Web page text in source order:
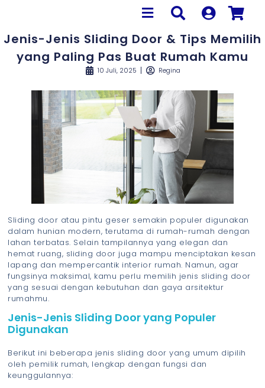
Jenis-Jenis Sliding Door & Tips Memilih
yang Paling Pas Buat Rumah Kamu
10 Juli, 2025 Regina
Sliding door atau pintu geser semakin populer digunakan
dalam hunian modern, terutama di rumah-rumah dengan
lahan terbatas. Selain tampilannya yang elegan dan
hemat ruang, sliding door juga mampu menciptakan kesan
lapang dan mempercantik interior rumah. Namun, agar
fungsinya maksimal, kamu perlu memilih jenis sliding door
yang sesuai dengan kebutuhan dan gaya arsitektur
rumahmu.
Jenis-Jenis Sliding Door yang Populer
Digunakan
Berikut ini beberapa jenis sliding door yang umum dipilih
oleh pemilik rumah, lengkap dengan fungsi dan
keunggulannya: